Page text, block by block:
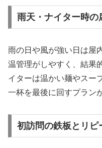
雨天・ナイター時の
雨の日や風が強い日は屋
温管理がしやすく、結果
イターは温かい麺やスー
一杯を最後に回すプラン
初訪問の鉄板とリピ